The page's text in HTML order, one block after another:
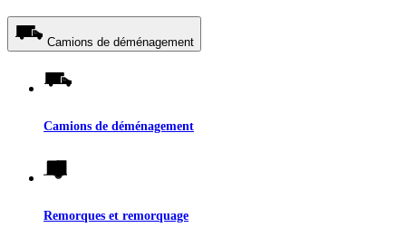
Camions de déménagement
Camions de déménagement
Remorques et remorquage